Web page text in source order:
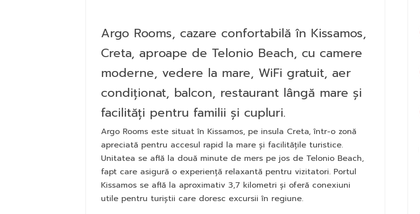
Argo Rooms, cazare confortabilă în Kissamos,
Creta, aproape de Telonio Beach, cu camere
moderne, vedere la mare, WiFi gratuit, aer
condiționat, balcon, restaurant lângă mare și
facilități pentru familii și cupluri.
Argo Rooms este situat în Kissamos, pe insula Creta, într-o zonă
apreciată pentru accesul rapid la mare și facilitățile turistice.
Unitatea se află la două minute de mers pe jos de Telonio Beach,
fapt care asigură o experiență relaxantă pentru vizitatori. Portul
Kissamos se află la aproximativ 3,7 kilometri și oferă conexiuni
utile pentru turiștii care doresc excursii în regiune.